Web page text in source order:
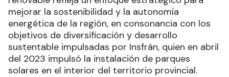
mejorar la sostenibilidad y la autonomía
energética de la región, en consonancia con los
objetivos de diversificación y desarrollo
sustentable impulsadas por Insfrán, quien en abril
del 2023 impulsó la instalación de parques
solares en el interior del territorio provincial.